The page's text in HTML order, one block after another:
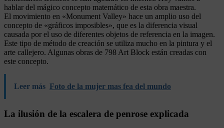
hablar del mágico concepto matemático de esta obra maestra.
El movimiento en «Monument Valley» hace un amplio uso del
concepto de «gráficos imposibles», que es la diferencia visual
causada por el uso de diferentes objetos de referencia en la imagen.
Este tipo de método de creación se utiliza mucho en la pintura y el
arte callejero. Algunas obras de 798 Art Block están creadas con
este concepto.
Leer más Foto de la mujer mas fea del mundo
La ilusión de la escalera de penrose explicada